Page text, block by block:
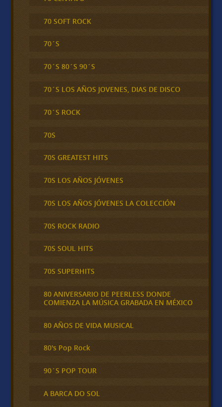
70 SOFT ROCK
70´S
70´S 80´S 90´S
70´S LOS AÑOS JOVENES, DIAS DE DISCO
70´S ROCK
70S
70S GREATEST HITS
70S LOS AÑOS JÓVENES
70S LOS AÑOS JÓVENES LA COLECCIÓN
70S ROCK RADIO
70S SOUL HITS
70S SUPERHITS
80 ANIVERSARIO DE PEERLESS DONDE
COMIENZA LA MÚSICA GRABADA EN MÉXICO
80 AÑOS DE VIDA MUSICAL
80's Pop Rock
90´S POP TOUR
A BARCA DO SOL